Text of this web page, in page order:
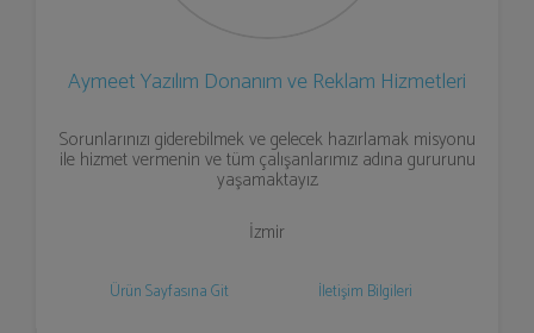
Aymeet Yazılım Donanım ve Reklam Hizmetleri
Sorunlarınızı giderebilmek ve gelecek hazırlamak misyonu
ile hizmet vermenin ve tüm çalışanlarımız adına gururunu
yaşamaktayız.
İzmir
Ürün Sayfasına Git İletişim Bilgileri